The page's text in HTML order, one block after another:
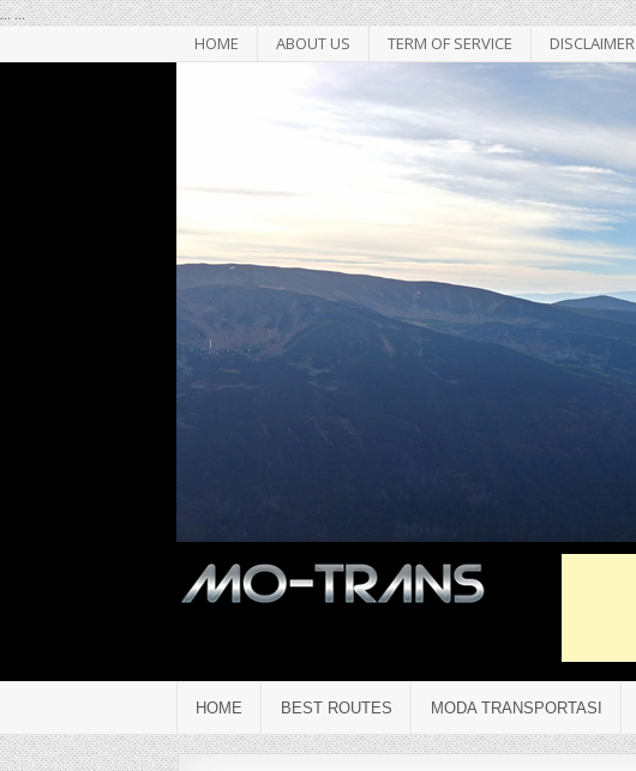
......
HOME ABOUT US TERM OF SERVICE DISCLAIMER
HOME BEST ROUTES MODA TRANSPORTASI